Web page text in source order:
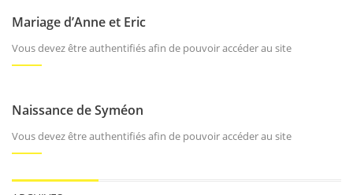
Mariage d’Anne et Eric
Vous devez être authentifiés afin de pouvoir accéder au site
Naissance de Syméon
Vous devez être authentifiés afin de pouvoir accéder au site